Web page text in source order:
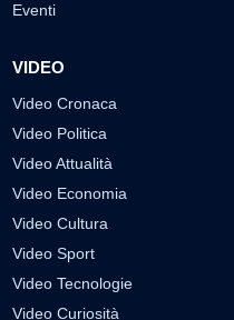
Eventi
VIDEO
Video Cronaca
Video Politica
Video Attualità
Video Economia
Video Cultura
Video Sport
Video Tecnologie
Video Curiosità